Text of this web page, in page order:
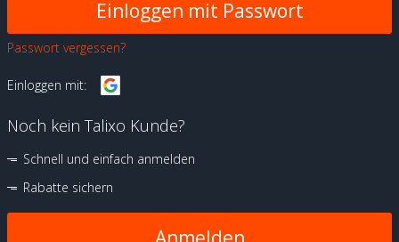
Passwort vergessen?
Einloggen mit:
Noch kein Talixo Kunde?
Schnell und einfach anmelden
Rabatte sichern